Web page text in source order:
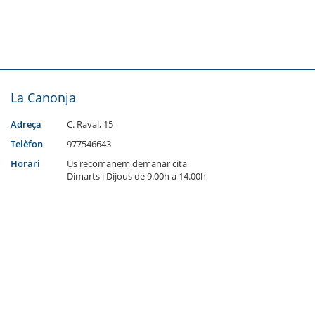
La Canonja
Adreça
C. Raval, 15
Telèfon
977546643
Horari
Us recomanem demanar cita
Dimarts i Dijous de 9.00h a 14.00h